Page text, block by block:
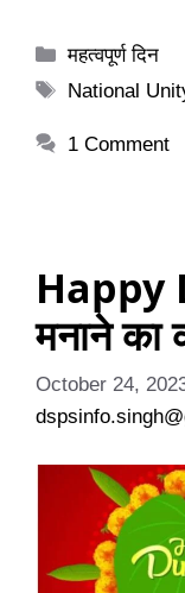
Categories
महत्वपूर्ण दिन
Tags
National
1 Comment
Happy
मनाने का
October 24,